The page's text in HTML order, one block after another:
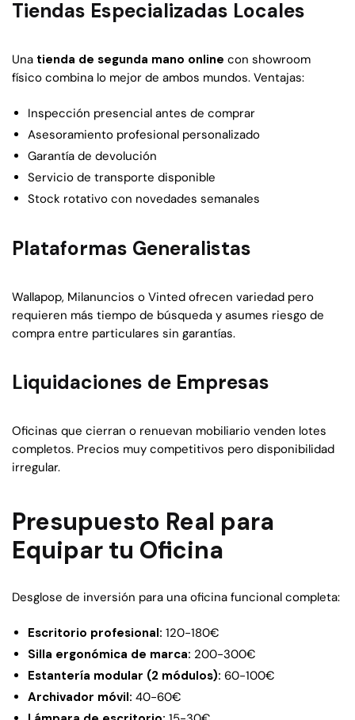
Tiendas Especializadas Locales
Una tienda de segunda mano online con showroom
físico combina lo mejor de ambos mundos. Ventajas:
Inspección presencial antes de comprar
Asesoramiento profesional personalizado
Garantía de devolución
Servicio de transporte disponible
Stock rotativo con novedades semanales
Plataformas Generalistas
Wallapop, Milanuncios o Vinted ofrecen variedad pero
requieren más tiempo de búsqueda y asumes riesgo de
compra entre particulares sin garantías.
Liquidaciones de Empresas
Oficinas que cierran o renuevan mobiliario venden lotes
completos. Precios muy competitivos pero disponibilidad
irregular.
Presupuesto Real para
Equipar tu Oficina
Desglose de inversión para una oficina funcional completa:
Escritorio profesional: 120-180€
Silla ergonómica de marca: 200-300€
Estantería modular (2 módulos): 60-100€
Archivador móvil: 40-60€